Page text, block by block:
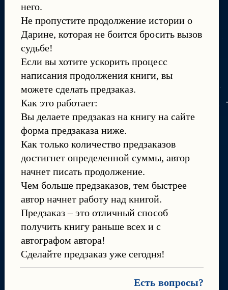
него.
Не пропустите продолжение истории о
Дарине, которая не боится бросить вызов
судьбе!
Если вы хотите ускорить процесс
написания продолжения книги, вы
можете сделать предзаказ.
Как это работает:
Вы делаете предзаказ на книгу на сайте
форма предзаказа ниже.
Как только количество предзаказов
достигнет определенной суммы, автор
начнет писать продолжение.
Чем больше предзаказов, тем быстрее
автор начнет работу над книгой.
Предзаказ – это отличный способ
получить книгу раньше всех и с
автографом автора!
Сделайте предзаказ уже сегодня!
Есть вопросы?